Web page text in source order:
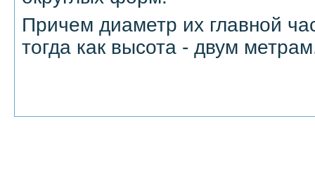
Причем диаметр их главной
тогда как высота - двум